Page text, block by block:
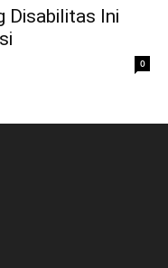
Disabilitas Ini
0